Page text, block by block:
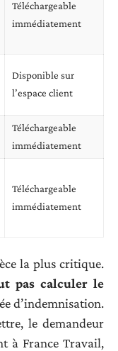
Téléchargeable
immédiatement
Disponible sur
l’espace client
Téléchargeable
immédiatement
Téléchargeable
immédiatement
la plus critique.
pas calculer le
d’indemnisation.
le demandeur
à France Travail,